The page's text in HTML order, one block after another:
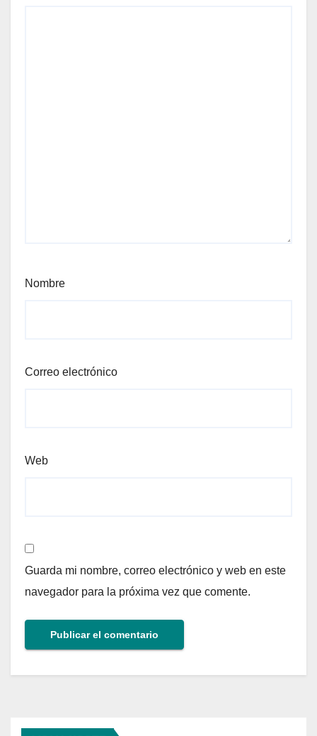
Nombre
Correo electrónico
Web
Guarda mi nombre, correo electrónico y web en este
navegador para la próxima vez que comente.